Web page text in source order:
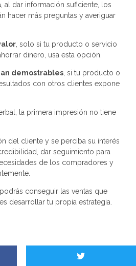
, al dar información suficiente, los
hacer más preguntas y averiguar
, solo si tu producto o servicio
dinero, usa esta opción.
demostrables , si tu producto o
con otros clientes expone
la primera impresión no tiene
del cliente y se perciba su interés
dar seguimiento para
de los compradores y
conseguir las ventas que
desarrollar tu propia estrategia.